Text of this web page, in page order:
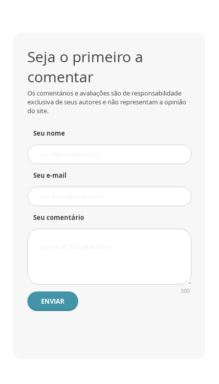
Seja o primeiro a
comentar
Os comentários e avaliações são de responsabilidade
exclusiva de seus autores e não representam a opinião
do site.
Seu nome
Seu e-mail
Seu comentário
500
ENVIAR